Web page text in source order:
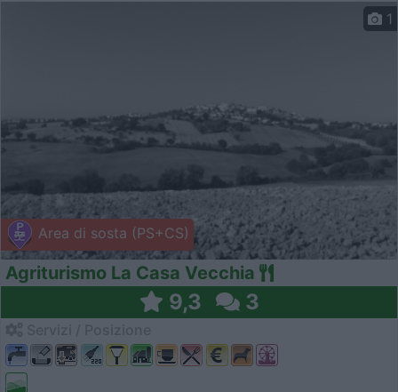
Area di sosta (PS+CS)
1
Agriturismo La Casa Vecchia
9,3 3